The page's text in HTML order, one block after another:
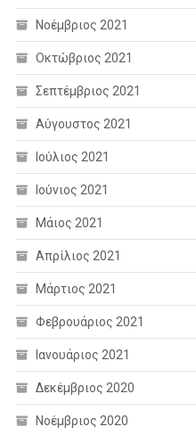
Νοέμβριος 2021
Οκτώβριος 2021
Σεπτέμβριος 2021
Αύγουστος 2021
Ιούλιος 2021
Ιούνιος 2021
Μάιος 2021
Απρίλιος 2021
Μάρτιος 2021
Φεβρουάριος 2021
Ιανουάριος 2021
Δεκέμβριος 2020
Νοέμβριος 2020